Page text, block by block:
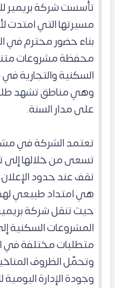
مسيرتها التي
بناء حضور محترم في
محفظة مشروعات
السكنية والتجارية
وهي مناطق تشهد
على مدار السنة.
تعتمد الشركة في
تسعى من خلالها إلى
تقف عند حدود
هي امتداد طبيعي
حيث تنقل شركة
المشروعات السكنية
متطلبات مختلفة في
وتحمّل الظروف
وجودة الإدارة اليومية